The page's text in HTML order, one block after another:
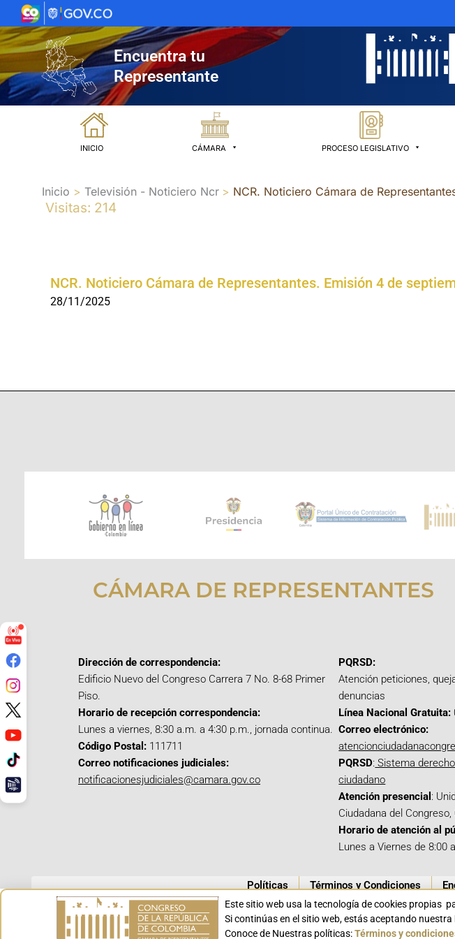
al
contenido
Encuentra tu
Representante
INICIO CÁMARA PROCESO LEGISLATIVO
Inicio Televisión - Noticiero Ncr NCR. Noticiero Cámara de
Visitas: 214
NCR. Noticiero Cámara de Representantes. Emisión 4 de
28/11/2025
CÁMARA DE REPRESENTANTES
Dirección de correspondencia:
Edificio Nuevo del Congreso Carrera 7 No. 8-68 Primer
Piso.
Horario de recepción correspondencia:
Lunes a viernes, 8:30 a.m. a 4:30 p.m., jornada continua.
Código Postal: 111711
Correo notificaciones judiciales:
notificacionesjudiciales@camara.gov.co
PQRSD:
Atención peticiones,
denuncias
Línea Nacional Gratuita:
Correo electrónico:
PQRSD: Sistema
ciudadano
Atención presencial :
Ciudadana del
Horario de atención al
Lunes a Viernes de 8:00
Políticas Términos y Condiciones
Este sitio web usa la tecnología de cookies propias
Si continúas en el sitio web, estás aceptando nuestra
Conoce de Nuestras políticas:Términos y